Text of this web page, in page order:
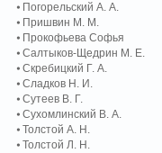
Погорельский А. A.
Пришвин М. М.
Прокофьева Софья
Салтыков-Щедрин М. Е.
Скребицкий Г. А.
Сладков Н. И.
Сутеев В. Г.
Сухомлинский В. А.
Толстой А. Н.
Толстой Л. Н.